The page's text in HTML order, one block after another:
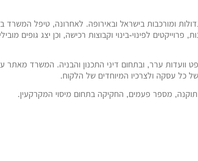
ומורכבות בישראל ובאירופה. לאחרונה, טיפל המשרד
לפינוי-בינוי וקבוצות רכישה, וכן יצג גופים
וועדות ערר, ובתחום דיני התכנון והבניה. המשרד מאתר
כל עסקה ולצרכיו המיוחדים של הלקוח.
מספר פעמים, החקיקה בתחום מיסוי המקרקעין.